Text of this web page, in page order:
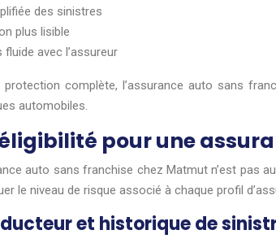
des sinistres
plus lisible
fluide avec l’assureur
protection complète, l’assurance auto sans
automobiles.
pour une
auto sans franchise chez Matmut n’est pas
le niveau de risque associé à chaque profil
et historique de